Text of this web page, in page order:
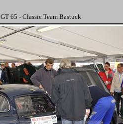
GT 65 - Classic Team Bastuck